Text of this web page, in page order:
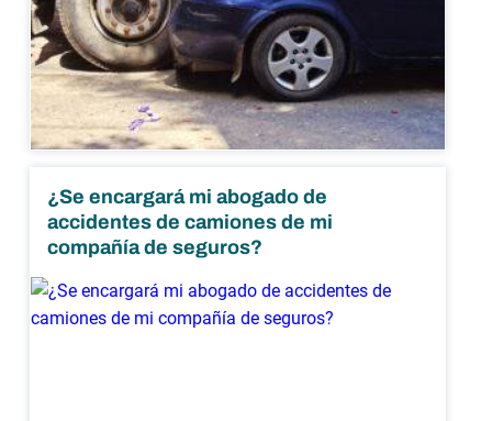
¿Se encargará mi abogado de
accidentes de camiones de mi
compañía de seguros?